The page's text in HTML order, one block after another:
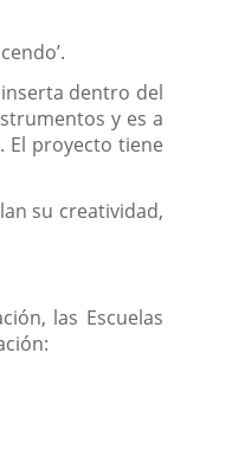
dentro del
y es a
El proyecto tiene
su creatividad,
las Escuelas